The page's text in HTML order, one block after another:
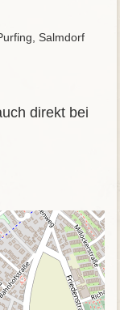
Salmdorf
direkt bei